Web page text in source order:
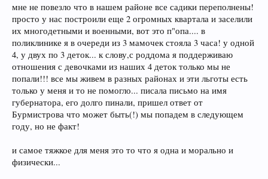
мне не повезло что в нашем районе все садики переполнены!
просто у нас построили еще 2 огромных квартала и заселили
их многодетными и военными, вот это п"опа.... в
поликлинике я в очереди из 3 мамочек стояла 3 часа! у одной
4, у двух по 3 деток... к слову,с роддома я поддерживаю
отношения с девочками из наших 4 деток только мы не
попали!!! все мы живем в разных районах и эти льготы есть
только у меня и то не помогло... писала письмо на имя
губернатора, его долго пинали, пришел ответ от
Бурмистрова что может быть(!) мы попадем в следующем
году, но не факт!
и самое тяжкое для меня это то что я одна и морально и
физически...